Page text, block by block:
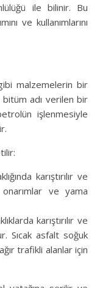
ile bilinir. Bu
ve kullanımlarını
malzemelerin bir
bitüm adı verilen bir
işlenmesiyle
karıştırılır ve
onarımlar ve yama
karıştırılır ve
Sıcak asfalt soğuk
trafikli alanlar için